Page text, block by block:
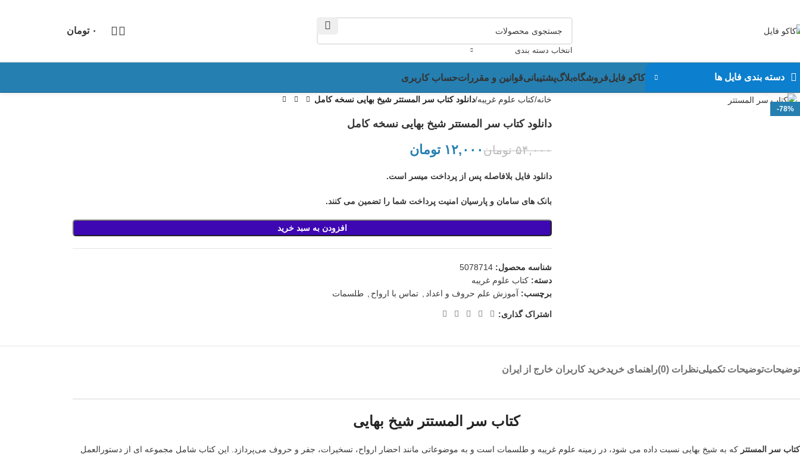
انتخاب دسته بندی
۰ تومان
دسته بندی فایل ها کاکو فایلفروشگاهبلاگپشتیبانیقوانین و مقرراتحساب کاربری
-78%
بزرگنمایی تصویر
خانه کتاب علوم غریبه دانلود کتاب سر المستتر شیخ بهایی نسخه کامل
دانلود کتاب سر المستتر شیخ بهایی نسخه کامل
۵۴,۰۰۰ تومان۱۲,۰۰۰ تومان
دانلود فایل بلافاصله پس از پرداخت میسر است.
بانک های سامان و پارسیان امنیت پرداخت شما را تضمین می کنند.
افزودن به سبد خرید
شناسه محصول:5078714
دسته: کتاب علوم غریبه
برچسب: آموزش علم حروف و اعداد تماس با ارواح طلسمات
اشتراک گذاری:
توضیحاتتوضیحات تکمیلینظرات (0) راهنمای خریدخرید کاربران خارج از ایران
کتاب سر المستتر شیخ بهایی
کتاب سر المستتر که به شیخ بهایی نسبت داده می شود، در زمینه علوم غریبه و طلسمات است و به موضوعاتی مانند احضار ارواح، تسخیرات، جفر و حروف می‌پردازد. این کتاب شامل مجموعه ای از دستورالعمل